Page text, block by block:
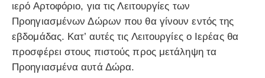
ιερό Αρτοφόριο, για τις Λειτουργίες των
Προηγιασμένων Δώρων που θα γίνουν εντός της
εβδομάδας. Κατ’ αυτές τις Λειτουργίες ο Ιερέας θα
προσφέρει στους πιστούς προς μετάληψη τα
Προηγιασμένα αυτά Δώρα.